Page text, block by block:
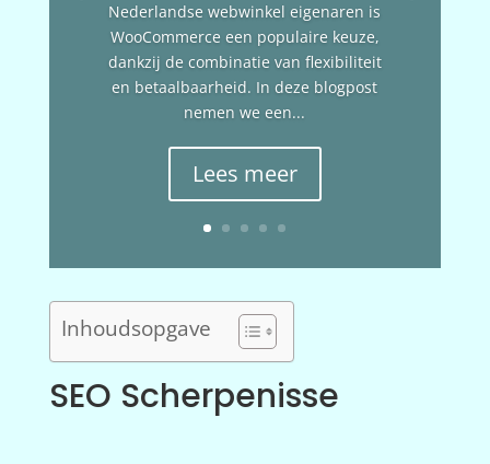
Nederlandse webwinkel eigenaren is
WooCommerce een populaire keuze,
dankzij de combinatie van flexibiliteit
en betaalbaarheid. In deze blogpost
nemen we een...
Lees meer
Inhoudsopgave
SEO Scherpenisse